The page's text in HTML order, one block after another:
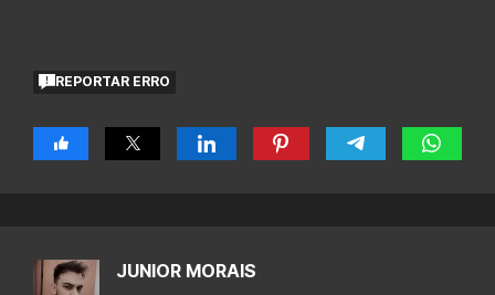
REPORTAR ERRO
JUNIOR MORAIS